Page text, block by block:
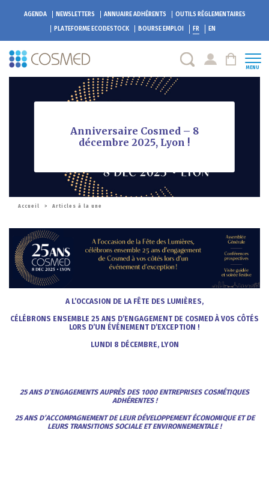
AGENDA NEWSLETTERS ANNUAIRE ADHÉRENTS
OUTILS RÉGLEMENTAIRES
PLATEFORME ECODESTOCK BOURSE EMPLOI FR EN
MENU
Anniversaire Cosmed – 8
décembre 2025, Lyon !
Accueil > Articles à la une
A L’OCCASION DE LA FÊTE DES LUMIÈRES,
CÉLÉBRONS ENSEMBLE 25 ANS D’ENGAGEMENT DE COSMED À VOS CÔTÉS
LORS D’UN ÉVÉNEMENT D’EXCEPTION !
LUNDI 8 DÉCEMBRE, LYON
25 ANS D’ENGAGEMENTS AUPRÈS DES 1000 ENTREPRISES COSMÉTIQUES
ADHÉRENTES !
25 ANS D’ACCOMPAGNEMENT DE LEUR DÉVELOPPEMENT ÉCONOMIQUE ET DE
LEURS TRANSITIONS SOCIALE ET ENVIRONNEMENTALE !